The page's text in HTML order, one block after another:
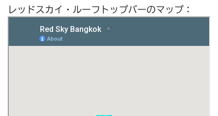
レッドスカイ・ルーフトップバーのマップ：